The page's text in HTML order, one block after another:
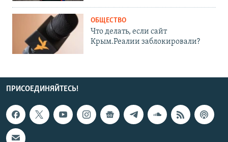
ОБЩЕСТВО
Что делать, если сайт
Крым.Реалии заблокировали?
ПРИСОЕДИНЯЙТЕСЬ!